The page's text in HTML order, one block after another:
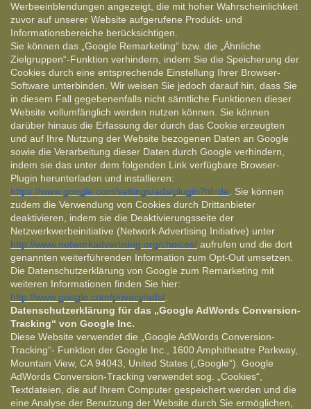
Werbeeinblendungen angezeigt, die mit hoher Wahrscheinlichkeit
zuvor auf unserer Website aufgerufene Produkt- und
Informationsbereiche berücksichtigen.
Sie können das „Google Remarketing“ bzw. die „Ähnliche
Zielgruppen“-Funktion verhindern, indem Sie die Speicherung der
Cookies durch eine entsprechende Einstellung Ihrer Browser-
Software unterbinden. Wir weisen Sie jedoch darauf hin, dass Sie
in diesem Fall gegebenenfalls nicht sämtliche Funktionen dieser
Website vollumfänglich werden nutzen können. Sie können
darüber hinaus die Erfassung der durch das Cookie erzeugten
und auf Ihre Nutzung der Website bezogenen Daten an Google
sowie die Verarbeitung dieser Daten durch Google verhindern,
indem sie das unter dem folgenden Link verfügbare Browser-
Plugin herunterladen und installieren:
https://www.google.com/settings/ads/plugin?hl=de . Sie können
zudem die Verwendung von Cookies durch Drittanbieter
deaktivieren, indem sie die Deaktivierungsseite der
Netzwerkwerbeinitiative (Network Advertising Initiative) unter
http://www.networkadvertising.org/choices/ aufrufen und die dort
genannten weiterführenden Information zum Opt-Out umsetzen.
Die Datenschutzerklärung von Google zum Remarketing mit
weiteren Informationen finden Sie hier:
http://www.google.com/privacy/ads/
Datenschutzerklärung für das „Google AdWords Conversion-
Tracking“ von Google Inc.
Diese Website verwendet die „Google AdWords Conversion-
Tracking“- Funktion der Google Inc., 1600 Amphitheatre Parkway,
Mountain View, CA 94043, United States („Google“). Google
AdWords Conversion-Tracking verwendet sog. „Cookies“,
Textdateien, die auf Ihrem Computer gespeichert werden und die
eine Analyse der Benutzung der Website durch Sie ermöglichen,